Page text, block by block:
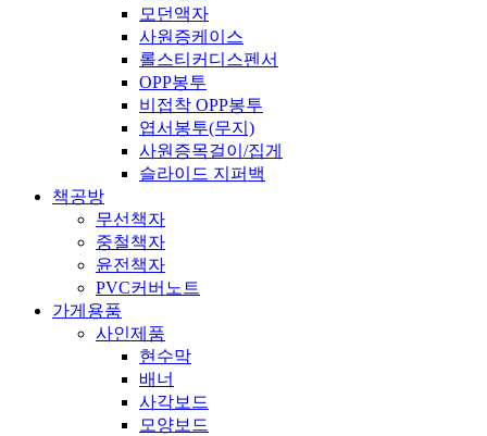
모던액자
사원증케이스
롤스티커디스펜서
OPP봉투
비접착 OPP봉투
엽서봉투(무지)
사원증목걸이/집게
슬라이드 지퍼백
책공방
무선책자
중철책자
윤전책자
PVC커버노트
가게용품
사인제품
현수막
배너
사각보드
모양보드